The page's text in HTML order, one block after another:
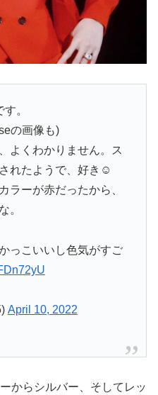
。
の画像も)
よくわかりません。ス
れたようで、好き☺️
ラーが赤だったから、
。
っこいいし色気がすご
April 10, 2022
からシルバー、そしてレッ